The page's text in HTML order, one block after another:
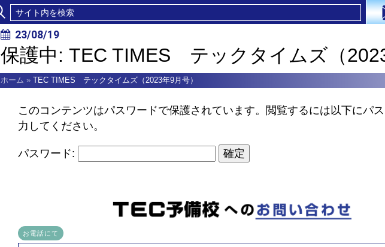
23/08/19
保護中: TEC TIMES テックタイムズ（2023
ホーム » TEC TIMES テックタイムズ（2023年9月号）
このコンテンツはパスワードで保護されています。閲覧するには以下にパ
力してください。
パスワード:
お電話にて